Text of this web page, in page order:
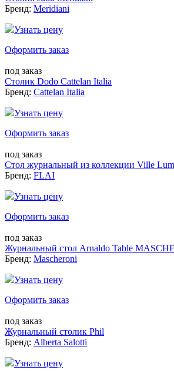
Бренд: Meridiani
Узнать цену
Оформить заказ
под заказ
Столик Dodo Cattelan Italia
Бренд: Cattelan Italia
Узнать цену
Оформить заказ
под заказ
Стол журнальный из коллекции Ville
Бренд: FLAI
Узнать цену
Оформить заказ
под заказ
Журнальный стол Arnaldo Table
Бренд: Mascheroni
Узнать цену
Оформить заказ
под заказ
Журнальный столик Phil
Бренд: Alberta Salotti
Узнать цену